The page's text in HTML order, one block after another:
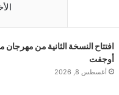
افتتاح النسخة الثانية من
أوجفت
أغسطس 8, 2026